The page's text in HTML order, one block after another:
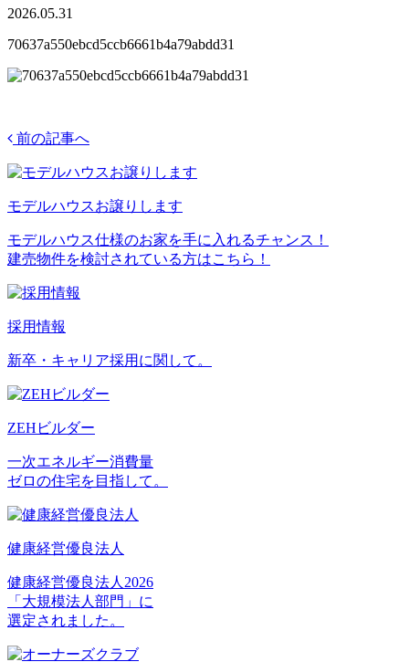
2026.05.31
70637a550ebcd5ccb6661b4a79abdd31
前の記事へ
モデルハウスお譲りします
モデルハウス仕様のお家を手に入れるチャンス！
建売物件を検討されている方はこちら！
採用情報
新卒・キャリア採用に関して。
ZEHビルダー
一次エネルギー消費量
ゼロの住宅を目指して。
健康経営優良法人
健康経営優良法人2026
「大規模法人部門」に
選定されました。